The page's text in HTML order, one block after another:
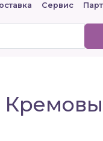
Сервис